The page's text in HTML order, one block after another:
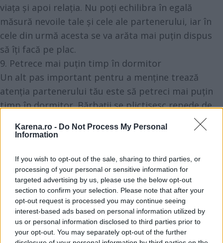
Karena.ro - Do Not Process My Personal
Information
If you wish to opt-out of the sale, sharing to third parties, or
processing of your personal or sensitive information for
targeted advertising by us, please use the below opt-out
section to confirm your selection. Please note that after your
opt-out request is processed you may continue seeing
interest-based ads based on personal information utilized by
us or personal information disclosed to third parties prior to
your opt-out. You may separately opt-out of the further
viața și apoi relația. Nu poți echilibra în egală
măsură nevoile tale și cele ale partenerului, iar în
cele din urmă acesta se va arăta mai puțin dispus
să îți facă pe plac.
9. Petrece mai puțin timp în dormitor
Un alt pas important pentru a menține trează
atenția partenerului tău este să petreci mai puțin
timp în dormitor. Bărbații se plictisesc repede de
ceea ce se dovedește a fi foarte accesibil, de aceea
trebuie să îi oferi motive să muncească mai mult
10. Fii „femeia în roșu”
Femeia în roșu este cea mai atractivă variantă a ta,
cea mai încrezătoare, pe care cu siguranță după ce
te-ai acomodat puțin în relație, ai dat-o uitării.
Arată-i bărbatului tău că ești o femeie superbă și
meriți toată atenția lui. Îmbracă-te deosebit, astfel